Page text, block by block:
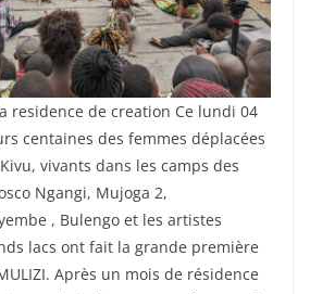
residence de creation Ce lundi 04
centaines des femmes déplacées
vivants dans les camps des
Ngangi, Mujoga 2,
, Bulengo et les artistes
lacs ont fait la grande première
Après un mois de résidence